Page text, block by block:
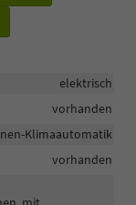
elektrisch
vorhanden
Klimaautomatik
vorhanden